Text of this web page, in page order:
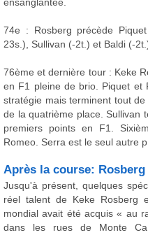
ensanglantée.
74e : Rosberg précède
23s.), Sullivan (-2t.) et Baldi (-
76ème et dernière tour : Keke
en F1 pleine de brio. Piquet et
stratégie mais terminent tout
de la quatrième place. Sullivan
premiers points en F1.
Romeo. Serra est le seul autre
Après la course:
Jusqu'à présent, quelques
réel talent de Keke Rosberg
mondial avait été acquis « au
dans les rues de Monte